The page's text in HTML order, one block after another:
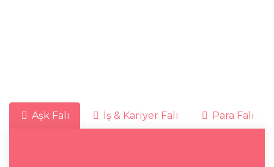
Aşk Falı İş & Kariyer Falı Para Falı